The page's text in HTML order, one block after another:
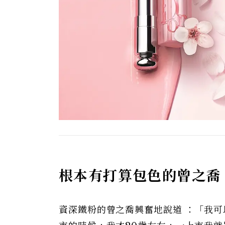
根本有打算包色的曾之喬
資深鐵粉的曾之喬興奮地說道 ：「我